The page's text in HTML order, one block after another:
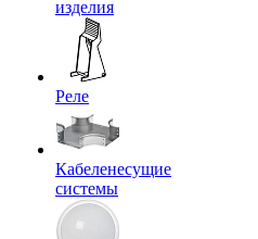
изделия
Реле
Кабеленесущие
системы